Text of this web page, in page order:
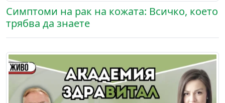
Симптоми на рак на кожатa: Всичко, което
трябва да знаете